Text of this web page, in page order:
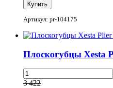
Артикул: pr-104175
Плоскогубцы Xesta
3 422